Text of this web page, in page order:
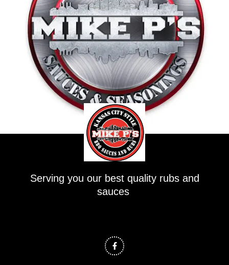
Serving you our best quality rubs and
sauces
a
c
e